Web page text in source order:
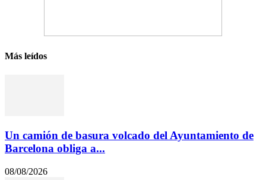
Más leídos
Un camión de basura volcado del Ayuntamiento de
Barcelona obliga a...
08/08/2026